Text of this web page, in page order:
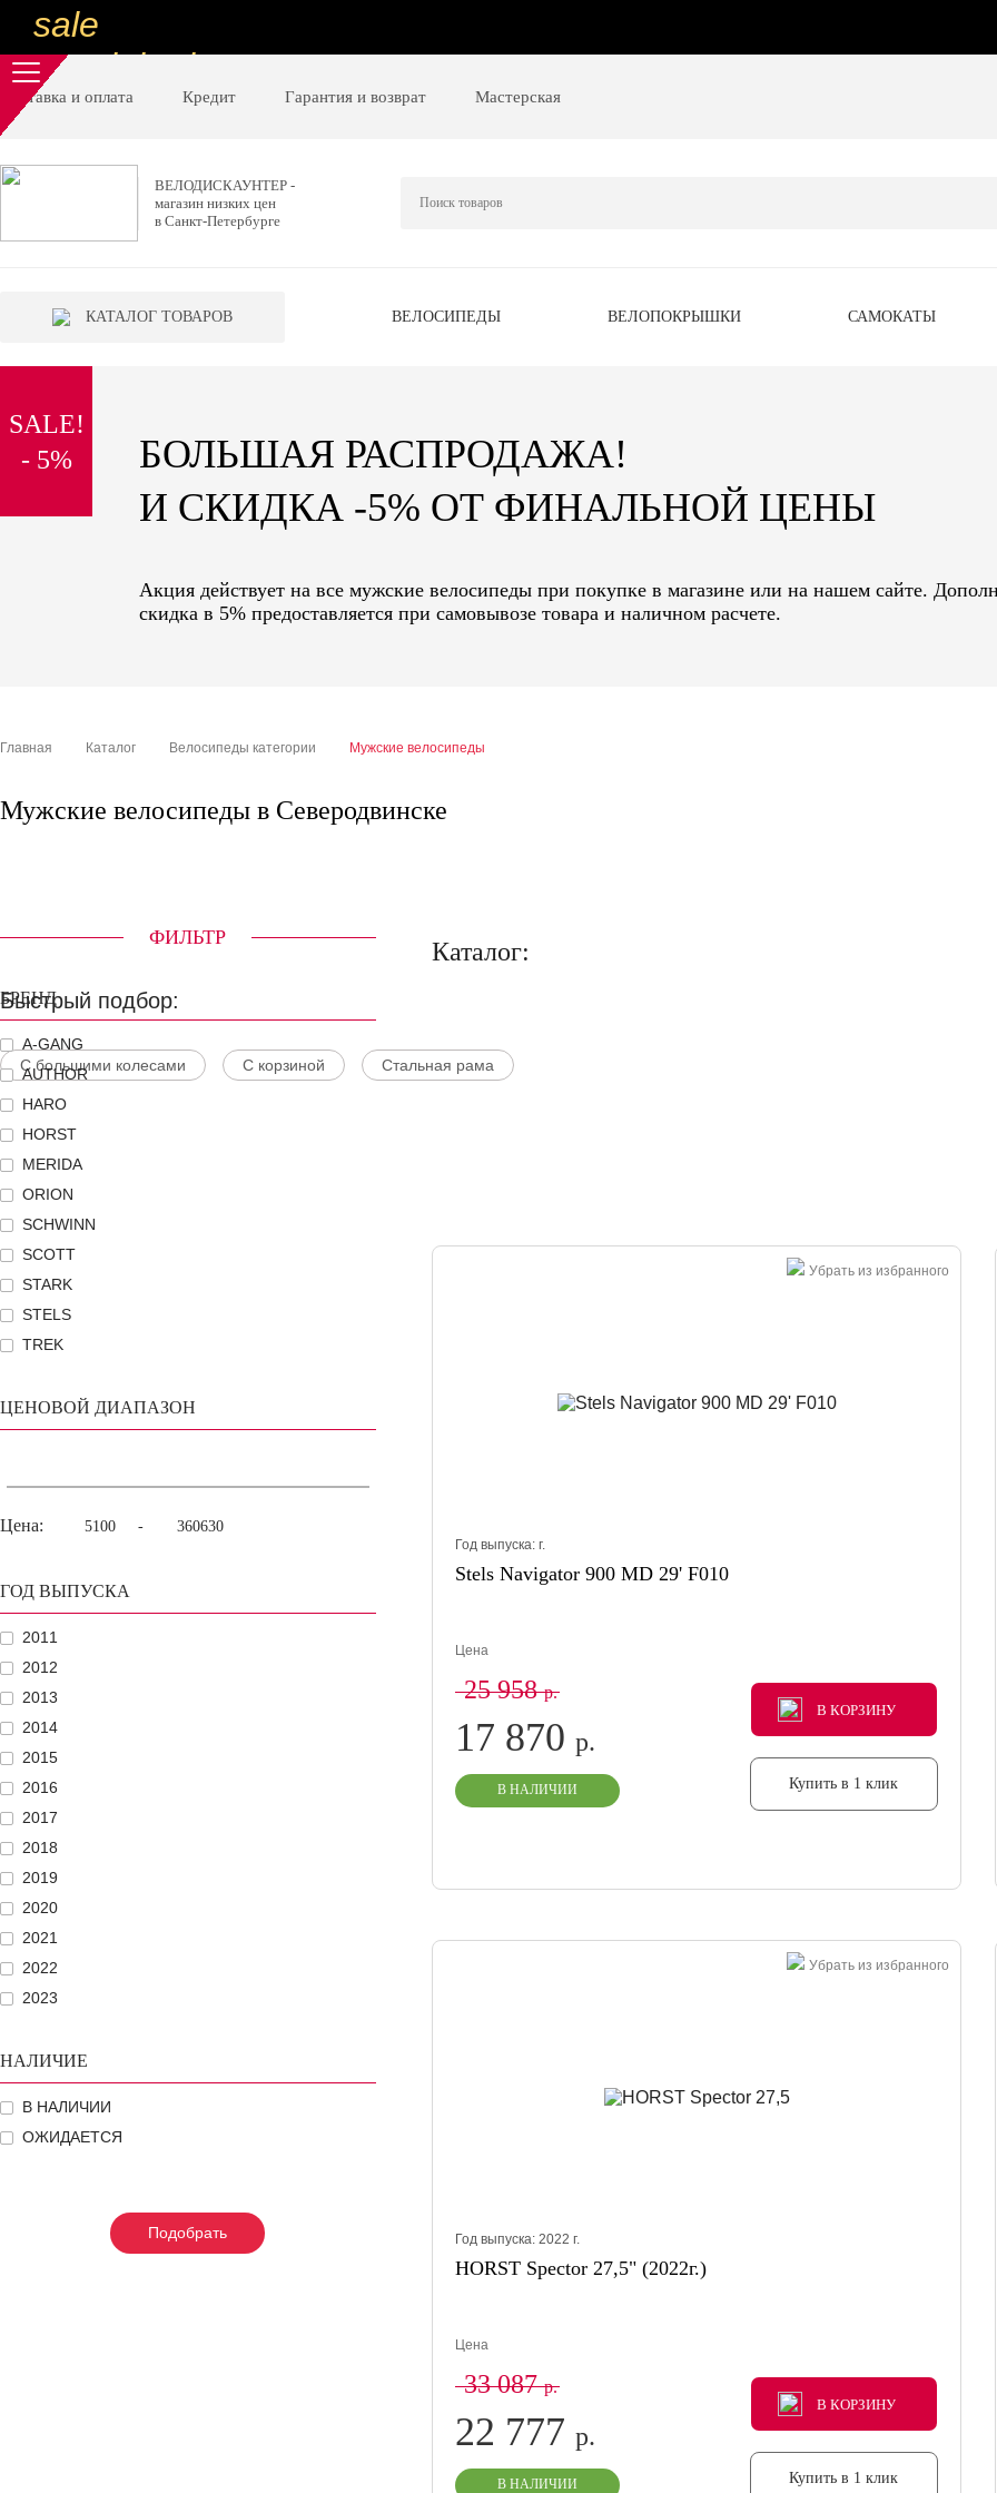
sale
special price
sale
низкие цены
вот дешево
special price
sale
надо брать
sale
Доставка и оплата Кредит Гарантия и возврат Мастерская
ВЕЛОДИСКАУНТЕР -
магазин низких цен
в Санкт-Петербурге
КАТАЛОГ ТОВАРОВ ВЕЛОСИПЕДЫ ВЕЛОПОКРЫШКИ САМОКАТЫ
SALE!
- 5%
БОЛЬШАЯ РАСПРОДАЖА!
И СКИДКА -5% ОТ ФИНАЛЬНОЙ ЦЕНЫ
Акция действует на все мужские велосипеды при покупке в магазине или на нашем сайте.
скидка в 5% предоставляется при самовывозе товара и наличном расчете.
Главная Каталог Велосипеды категории Мужские велосипеды
Мужские велосипеды в Северодвинске
ФИЛЬТР
Быстрый подбор:
С большими колесами С корзиной Стальная рама
БРЕНД
A-GANG
AUTHOR
HARO
HORST
MERIDA
ORION
SCHWINN
SCOTT
STARK
STELS
TREK
ЦЕНОВОЙ ДИАПАЗОН
Цена: -
ГОД ВЫПУСКА
2011
2012
2013
2014
2015
2016
2017
2018
2019
2020
2021
2022
2023
НАЛИЧИЕ
В НАЛИЧИИ
ОЖИДАЕТСЯ
Подобрать
Подобрать
Подобрать
Каталог:
Большая распродажа!
Убрать из избранного
Год выпуска:г.
Stels Navigator 900 MD 29' F010
Цена
25 958р.
17 870р.
В НАЛИЧИИ
В КОРЗИНУ
В КОРЗИНУ
В КОРЗИНУ
Купить в 1 клик
Убрать из избранного
Год выпуска:2022г.
HORST Spector 27,5" (2022г.)
Цена
33 087р.
22 777р.
В НАЛИЧИИ
В КОРЗИНУ
В КОРЗИНУ
В КОРЗИНУ
Купить в 1 клик